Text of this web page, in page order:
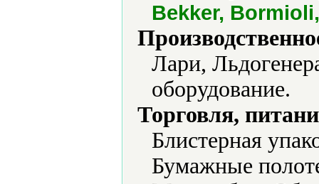
Bekker,
Лари,
оборудование.
Торговля,
Блистерная
Бумажные